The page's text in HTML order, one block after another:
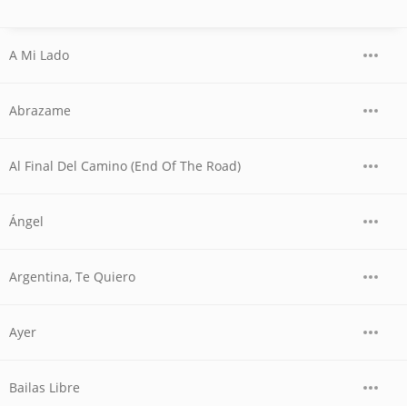
A Mi Lado
Abrazame
Al Final Del Camino (End Of The Road)
Ángel
Argentina, Te Quiero
Ayer
Bailas Libre